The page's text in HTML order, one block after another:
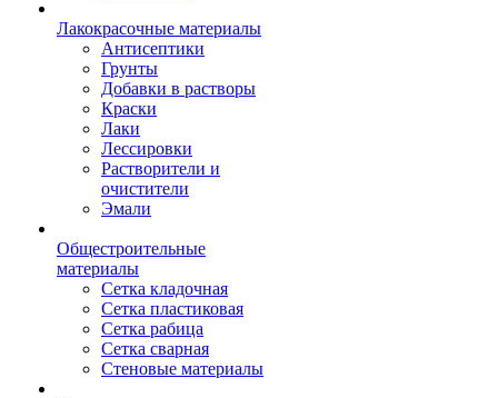
Лакокрасочные материалы
Антисептики
Грунты
Добавки в растворы
Краски
Лаки
Лессировки
Растворители и
очистители
Эмали
Общестроительные
материалы
Сетка кладочная
Сетка пластиковая
Сетка рабица
Сетка сварная
Стеновые материалы